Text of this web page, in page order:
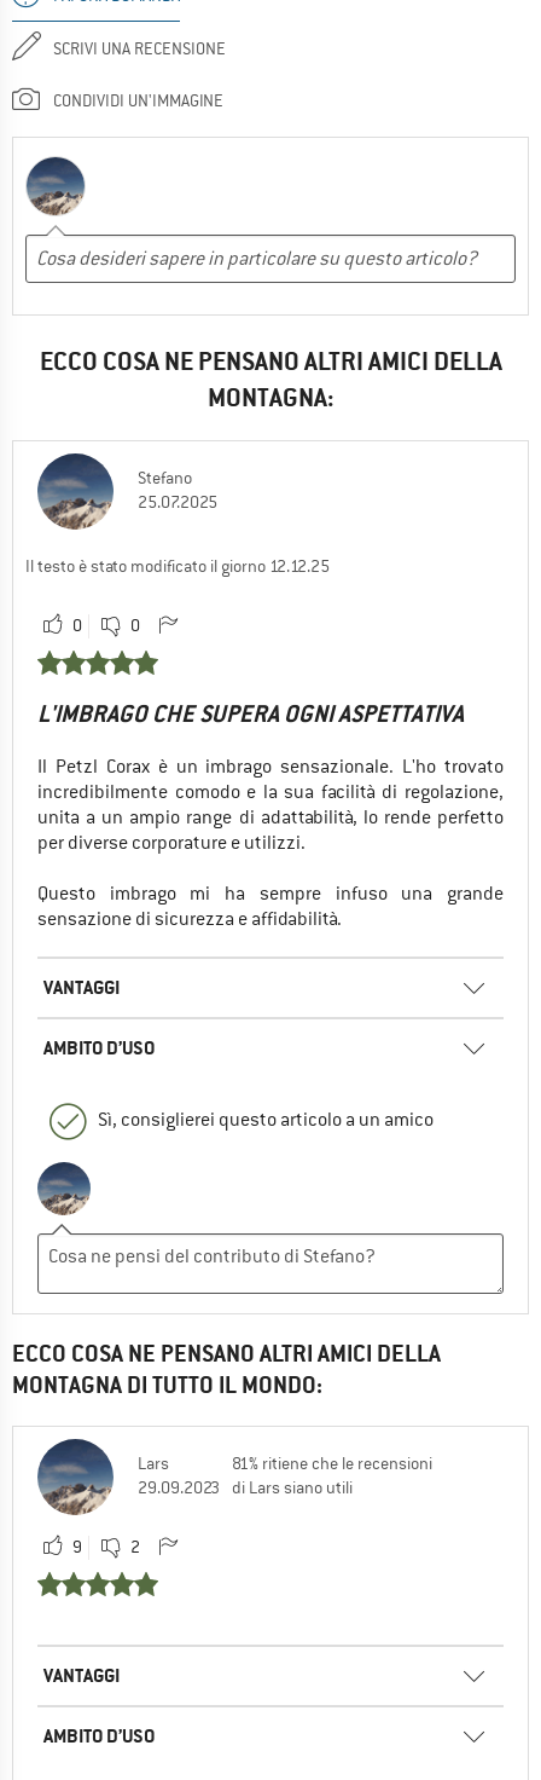
SCRIVI UNA RECENSIONE
CONDIVIDI UN'IMMAGINE
ECCO COSA NE PENSANO ALTRI AMICI DELLA
MONTAGNA:
Stefano
25.07.2025
Il testo è stato modificato il giorno 12.12.25
0 0
L'IMBRAGO CHE SUPERA OGNI ASPETTATIVA
Il Petzl Corax è un imbrago sensazionale. L'ho trovato
incredibilmente comodo e la sua facilità di regolazione,
unita a un ampio range di adattabilità, lo rende perfetto
per diverse corporature e utilizzi.
Questo imbrago mi ha sempre infuso una grande
sensazione di sicurezza e affidabilità.
VANTAGGI
AMBITO D’USO
Sì, consiglierei questo articolo a un amico
ECCO COSA NE PENSANO ALTRI AMICI DELLA
MONTAGNA DI TUTTO IL MONDO:
Lars
29.09.2023
81% ritiene che le recensioni
di Lars siano utili
9 2
VANTAGGI
AMBITO D’USO